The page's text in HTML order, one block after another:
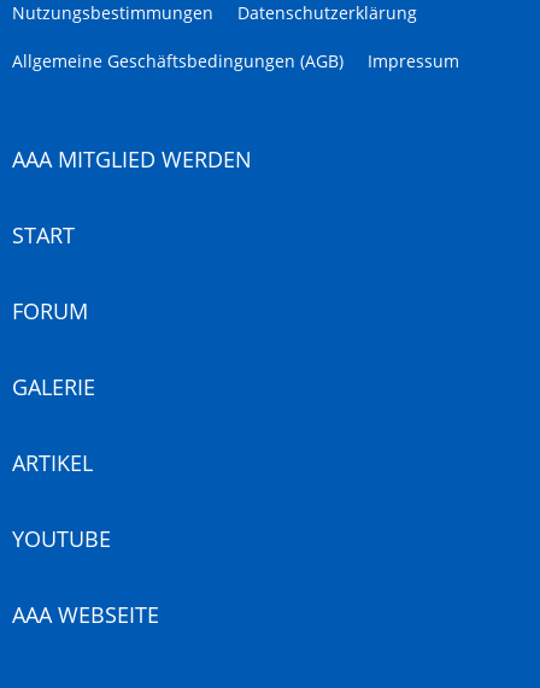
Nutzungsbestimmungen Datenschutzerklärung
Allgemeine Geschäftsbedingungen (AGB) Impressum
AAA MITGLIED WERDEN
START
FORUM
GALERIE
ARTIKEL
YOUTUBE
AAA WEBSEITE